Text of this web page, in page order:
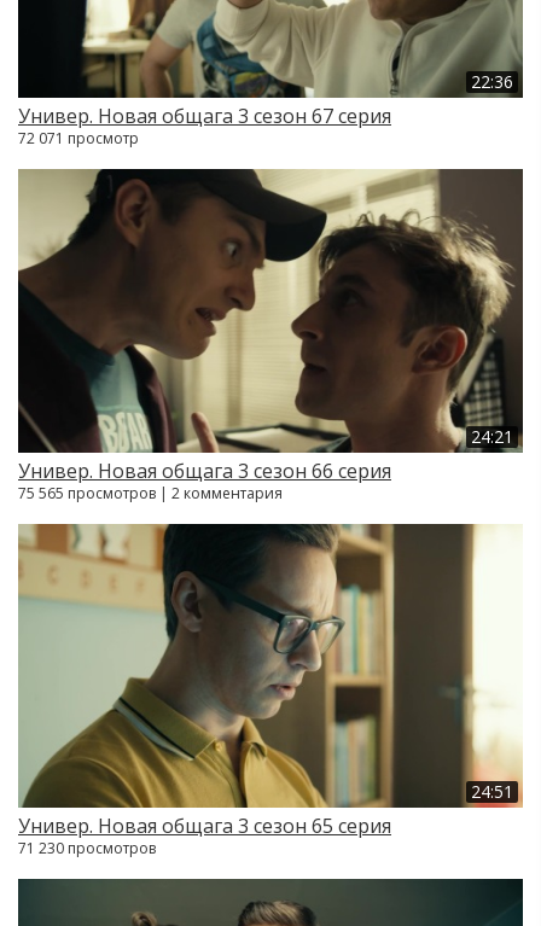
22:36
Универ. Новая общага 3 сезон 67 серия
72 071 просмотр
24:21
Универ. Новая общага 3 сезон 66 серия
75 565 просмотров | 2 комментария
24:51
Универ. Новая общага 3 сезон 65 серия
71 230 просмотров